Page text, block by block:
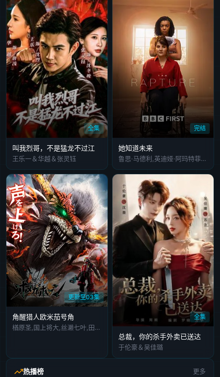
全集
叫我烈哥，不是猛龙不过江
王乐一＆华越＆张灵钰
完结
她知道未来
鲁思·马德利,英迪娅·阿玛特菲奥,山姆·哈兹尔丁,杰克·法辛,伊万·瑞恩,西耶娜·凯利,鲁思·琼斯
更新至03集
角醒猎人欧米茄号角
楢原圣,国上将大,丝濑七叶,田鹤翔吾,小西咏斗,光宗薰,桜庭大翔,三浦舞华,加藤清史郎,长田光平,潘惠美
全集
总裁，你的杀手外卖已送达
于伦豪＆吴佳璐
热播榜 更多